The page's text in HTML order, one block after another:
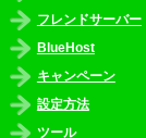
フレンドサーバー
BlueHost
キャンペーン
設定方法
ツール